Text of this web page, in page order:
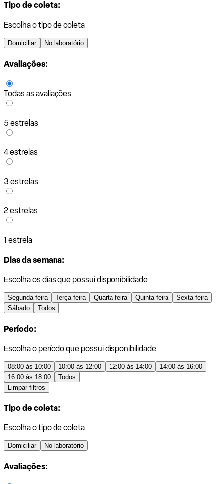
Tipo de coleta:
Escolha o tipo de coleta
Domiciliar No laboratório
Avaliações:
Todas as avaliações
5 estrelas
4 estrelas
3 estrelas
2 estrelas
1 estrela
Dias da semana:
Escolha os dias que possui disponibilidade
Segunda-feira Terça-feira Quarta-feira Quinta-feira
Sexta-feira
Sábado
Todos
Período:
Escolha o período que possui disponibilidade
08:00 às 10:00 10:00 às 12:00 12:00 às 14:00
14:00 às 16:00
16:00 às 18:00
Todos
Limpar filtros
Tipo de coleta:
Escolha o tipo de coleta
Domiciliar No laboratório
Avaliações: